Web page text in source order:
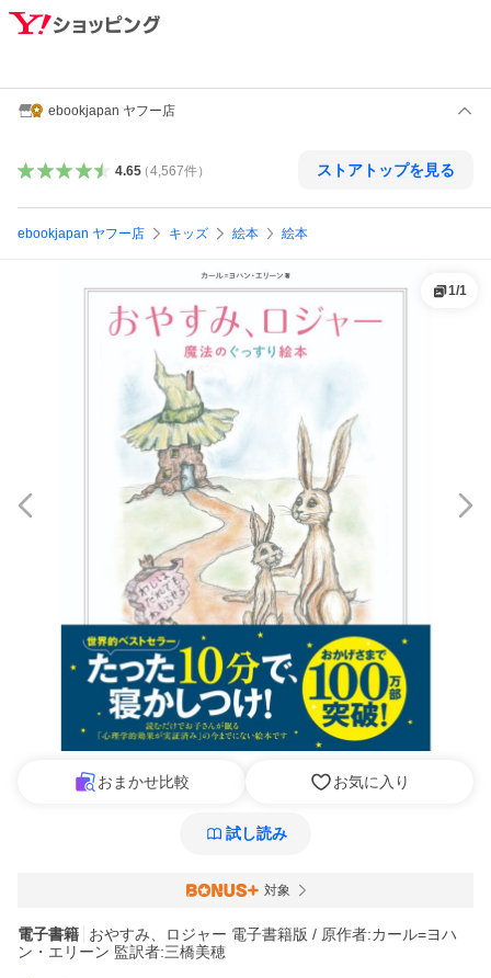
ebookjapan ヤフー店
4.65（4,567件） ストアトップを見る
ebookjapan ヤフー店 キッズ 絵本 絵本
1/1
おまかせ比較 お気に入り
試し読み
対象
電子書籍
おやすみ、ロジャー 電子書籍版 / 原作者:カール=ヨハ
ン・エリーン 監訳者:三橋美穂